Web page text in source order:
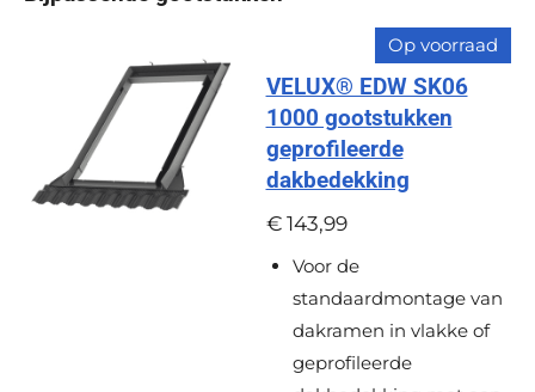
e
n
r
e
n
e
n
Op voorraad
VELUX® EDW SK06
1000 gootstukken
geprofileerde
dakbedekking
€ 143,99
Voor de
standaardmontage van
dakramen in vlakke of
geprofileerde